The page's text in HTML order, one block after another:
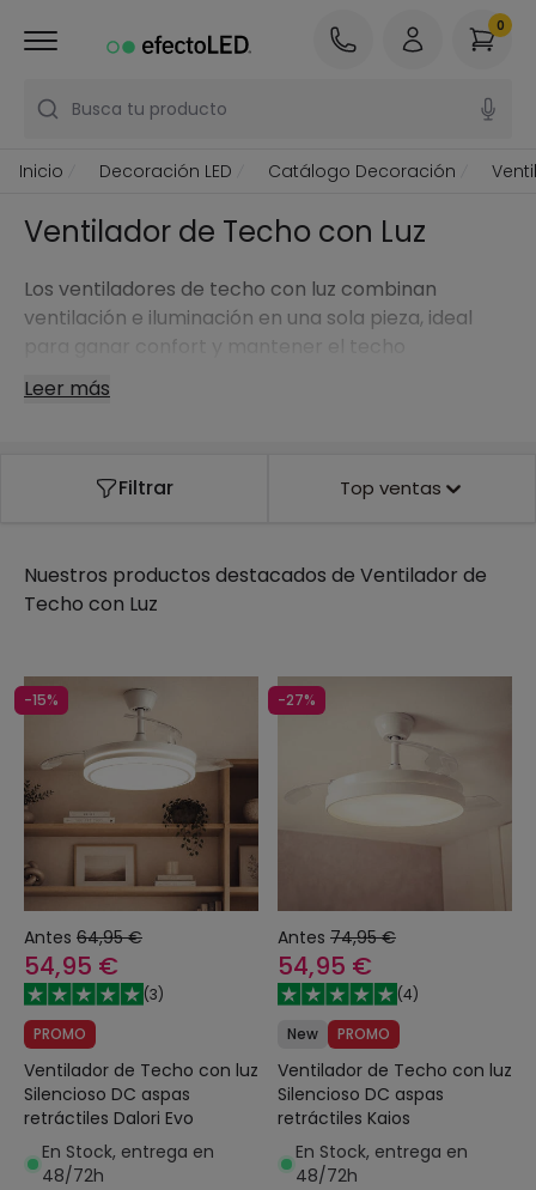
Busca tu producto
0
Inicio Decoración LED Catálogo Decoración
Ventilador de Techo con Luz
Los ventiladores de techo con luz combinan
ventilación e iluminación en una sola pieza, ideal
para ganar confort y mantener el techo
visualmente más limpio. Son una opción muy
versátil para salones y dormitorios, ya que aportan
Leer más
Filtrar Top ventas
Nuestros productos destacados de Ventilador de
Techo con Luz
-15%
Antes 64,95 €
54,95 €
(3)
PROMO
Ventilador de Techo con luz
Silencioso DC aspas
retráctiles Dalori Evo
En Stock, entrega en
48/72h
-27%
Antes 74,95 €
54,95 €
(4)
New
PROMO
Ventilador de Techo con luz
Silencioso DC aspas
retráctiles Kaios
En Stock, entrega en
48/72h